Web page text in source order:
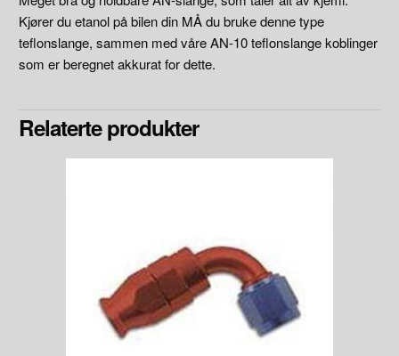
Kjører du etanol på bilen din MÅ du bruke denne type
teflonslange, sammen med våre AN-10 teflonslange koblinger
som er beregnet akkurat for dette.
Relaterte produkter